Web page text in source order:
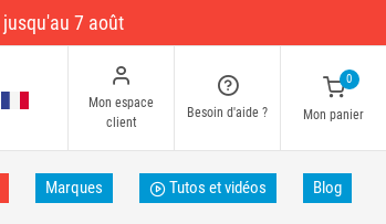
jusqu'au 7 août
Mon espace
client
Besoin d'aide ?
0
Mon panier
Marques Tutos et vidéos Blog